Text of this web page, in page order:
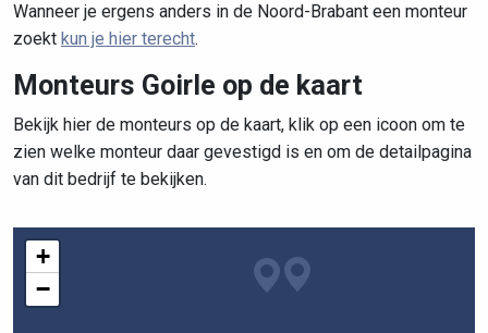
Wanneer je ergens anders in de Noord-Brabant een monteur
zoekt kun je hier terecht.
Monteurs Goirle op de kaart
Bekijk hier de monteurs op de kaart, klik op een icoon om te
zien welke monteur daar gevestigd is en om de detailpagina
van dit bedrijf te bekijken.
+
−